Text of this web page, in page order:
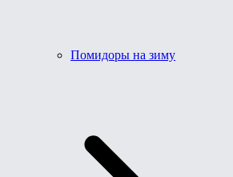
Помидоры на зиму